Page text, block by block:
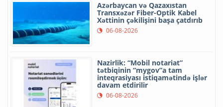
Azərbaycan və Qazaxıstan
Transxəzər Fiber-Optik Kabel
Xəttinin çəkilişini başa çatdırıb
06-08-2026
Nazirlik: “Mobil notariat”
tətbiqinin “mygov”a tam
inteqrasiyası istiqamətində işlər
davam etdirilir
06-08-2026